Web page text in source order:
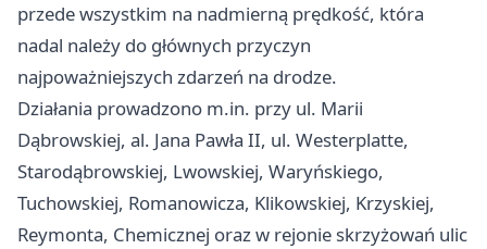
przede wszystkim na nadmierną prędkość, która
nadal należy do głównych przyczyn
najpoważniejszych zdarzeń na drodze.
Działania prowadzono m.in. przy ul. Marii
Dąbrowskiej, al. Jana Pawła II, ul. Westerplatte,
Starodąbrowskiej, Lwowskiej, Waryńskiego,
Tuchowskiej, Romanowicza, Klikowskiej, Krzyskiej,
Reymonta, Chemicznej oraz w rejonie skrzyżowań ulic